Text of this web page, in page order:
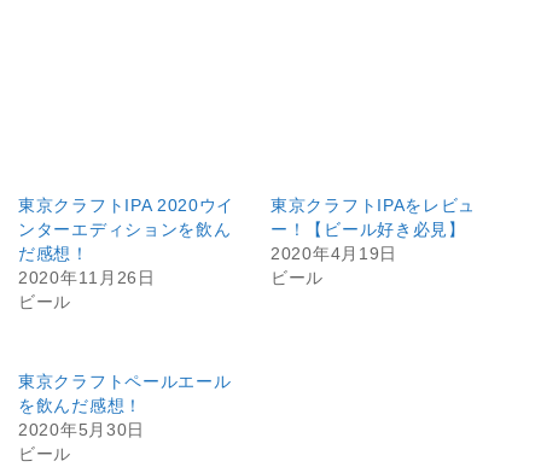
東京クラフトIPA 2020ウイ
ンターエディションを飲ん
だ感想！
2020年11月26日
ビール
東京クラフトIPAをレビュ
ー！【ビール好き必見】
2020年4月19日
ビール
東京クラフトペールエール
を飲んだ感想！
2020年5月30日
ビール